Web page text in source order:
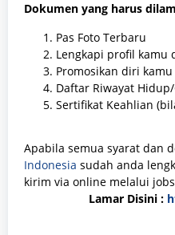
Dokumen yang harus
Pas Foto Terbaru
Lengkapi profil kamu
Promosikan diri
Daftar Riwayat Hidup/
Sertifikat Keahlian
Apabila semua syarat dan
Indonesia sudah anda
kirim via online melalui
Lamar Disini :